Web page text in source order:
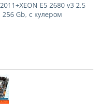
E5 2680 v3 2.5
256 Gb, с кулером